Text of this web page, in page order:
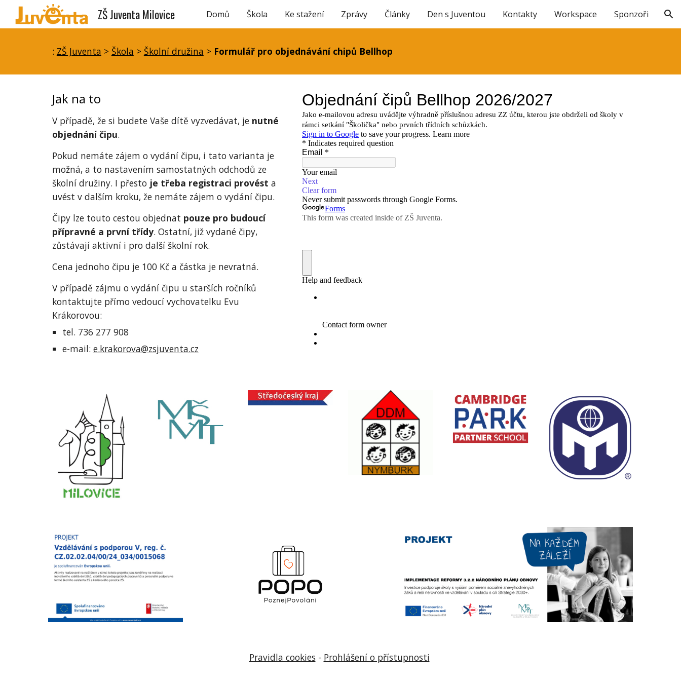
Skip to main content Skip to navigation
ZŠ Juventa Milovice Domů Škola Ke stažení Zprávy Články Den s Juventou Kontakty Workspace Sponzoři
: ZŠ Juventa > Škola > Školní družina > Formulář pro objednávání chipů Bellhop
Jak na to
Vpřípadě, že si budete Vaše dítě vyzvedávat, je nutné
objednání čipu.
Pokud nemáte zájem o vydání čipu, i tato varianta je
možná, a to nastavením samostatných odchodů ze
školní družiny. I přesto je třeba registraci provést a
uvést v dalším kroku, že nemáte zájem o vydání čipu.
Čipy lze touto cestou objednat pouze pro budoucí
přípravné a první třídy. Ostatní, již vydané čipy,
zůstávají aktivní i pro další školní rok.
Cena jednoho čipu je 100 Kč a částka je nevratná.
V případě zájmu o vydání čipu u starších ročníků
kontaktujte přímo vedoucí vychovatelku Evu
Krákorovou:
tel. 736 277 908
e-mail: e.krakorova@zsjuventa.cz
Pravidla cookies - Prohlášení o přístupnosti